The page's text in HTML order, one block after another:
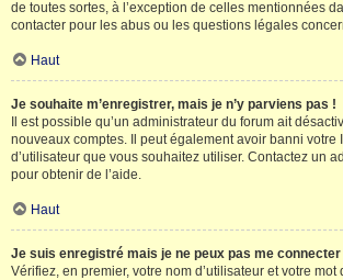
de toutes sortes, à l’exception de celles mentionnées
contacter pour les abus ou les questions légales
Haut
Je souhaite m’enregistrer, mais je n’y parviens pas !
Il est possible qu’un administrateur du forum ait
nouveaux comptes. Il peut également avoir banni votre
d’utilisateur que vous souhaitez utiliser. Contactez un
pour obtenir de l’aide.
Haut
Je suis enregistré mais je ne peux pas me connecter
Vérifiez, en premier, votre nom d’utilisateur et votre mot